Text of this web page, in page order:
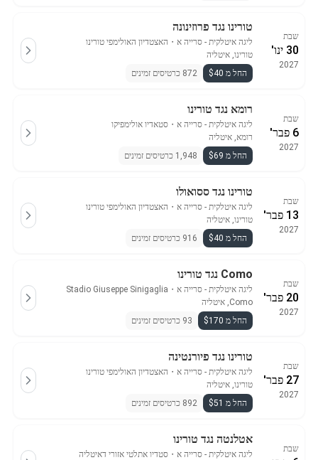
שבת
30 ינו'
2027
טורינו נגד פרוזינונה
ליגה איטלקית - סרייה א ・ האצטדיון האולימפי טורינו
טורינו, איטליה
החל מ $40
872 כרטיסים זמינים
שבת
6 פבר'
2027
רומא נגד טורינו
ליגה איטלקית - סרייה א ・ סטאדיו אולימפיקו
רומא, איטליה
החל מ $69
1,948 כרטיסים זמינים
שבת
13 פבר'
2027
טורינו נגד ססואולו
ליגה איטלקית - סרייה א ・ האצטדיון האולימפי טורינו
טורינו, איטליה
החל מ $40
916 כרטיסים זמינים
שבת
20 פבר'
2027
Como נגד טורינו
ליגה איטלקית - סרייה א ・
Stadio Giuseppe Sinigaglia
Como, איטליה
החל מ $170
93 כרטיסים זמינים
שבת
27 פבר'
2027
טורינו נגד פיורנטינה
ליגה איטלקית - סרייה א ・ האצטדיון האולימפי טורינו
טורינו, איטליה
החל מ $51
892 כרטיסים זמינים
שבת
אטלנטה נגד טורינו
ליגה איטלקית - סרייה א ・ סטדיו אתלטי אזורי דאיטליה